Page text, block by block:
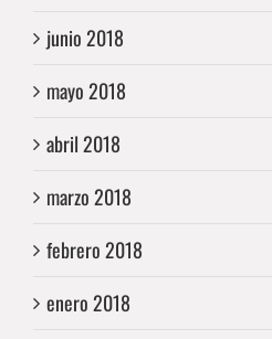
junio 2018
mayo 2018
abril 2018
marzo 2018
febrero 2018
enero 2018